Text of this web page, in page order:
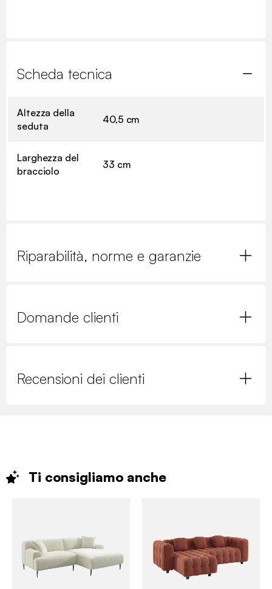
Scheda tecnica
Altezza della
seduta
40,5 cm
Larghezza del
bracciolo
33 cm
Riparabilità, norme e garanzie
Domande clienti
Recensioni dei clienti
Ti consigliamo anche